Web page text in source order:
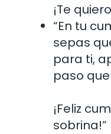
¡Te
“En tu
sepas
para ti,
paso
¡Feliz
sobrina!”